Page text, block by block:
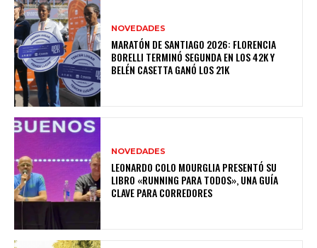
NOVEDADES
MARATÓN DE SANTIAGO 2026: FLORENCIA
BORELLI TERMINÓ SEGUNDA EN LOS 42K Y
BELÉN CASETTA GANÓ LOS 21K
NOVEDADES
LEONARDO COLO MOURGLIA PRESENTÓ SU
LIBRO «RUNNING PARA TODOS», UNA GUÍA
CLAVE PARA CORREDORES